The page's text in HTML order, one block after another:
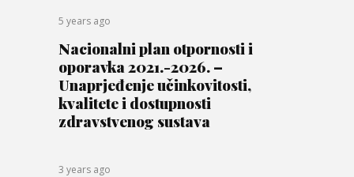
5 years ago
Nacionalni plan otpornosti i
oporavka 2021.-2026. –
Unaprjeđenje učinkovitosti,
kvalitete i dostupnosti
zdravstvenog sustava
3 years ago